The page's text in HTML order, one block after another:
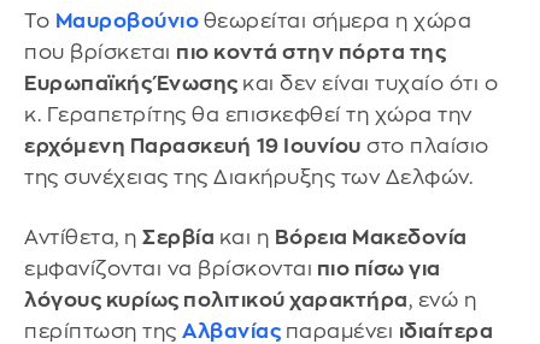
Το Μαυροβούνιο θεωρείται σήμερα η χώρα
που βρίσκεται πιο κοντά στην πόρτα της
Ευρωπαϊκής Ένωσης και δεν είναι τυχαίο ότι ο
κ. Γεραπετρίτης θα επισκεφθεί τη χώρα την
ερχόμενη Παρασκευή 19 Ιουνίου στο πλαίσιο
της συνέχειας της Διακήρυξης των Δελφών.
Αντίθετα, η Σερβία και η Βόρεια Μακεδονία
εμφανίζονται να βρίσκονται πιο πίσω για
λόγους κυρίως πολιτικού χαρακτήρα, ενώ η
περίπτωση της Αλβανίας παραμένει ιδιαίτερα